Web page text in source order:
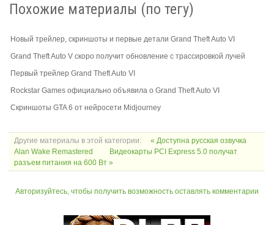
Похожие материалы (по тегу)
Новый трейлер, скриншоты и первые детали Grand Theft Auto VI
Grand Theft Auto V скоро получит обновление с трассировкой лучей
Первый трейлер Grand Theft Auto VI
Rockstar Games официально объявила о Grand Theft Auto VI
Скриншоты GTA 6 от нейросети Midjourney
Другие материалы в этой категории:
« Доступна русская озвучка
Alan Wake Remastered
Видеокарты PCI Express 5.0 получат
разъем питания на 600 Вт »
Авторизуйтесь, чтобы получить возможность оставлять комментарии